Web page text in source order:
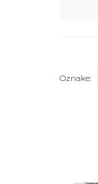
Oznake: